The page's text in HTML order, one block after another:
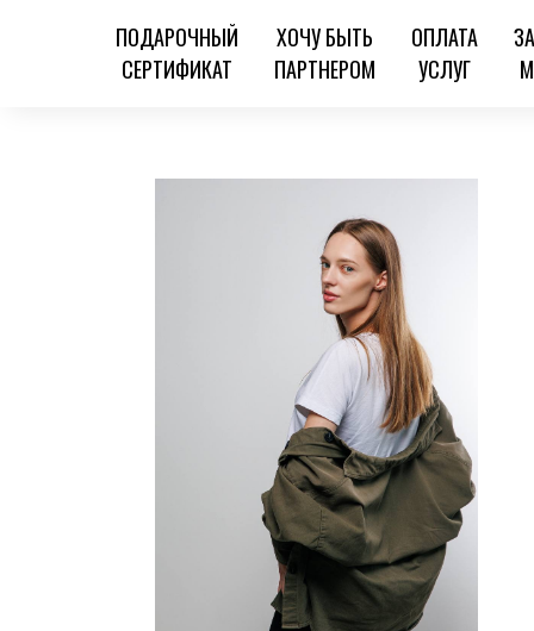
ПОДАРОЧНЫЙ
СЕРТИФИКАТ
ХОЧУ БЫТЬ
ПАРТНЕРОМ
ОПЛАТА
УСЛУГ